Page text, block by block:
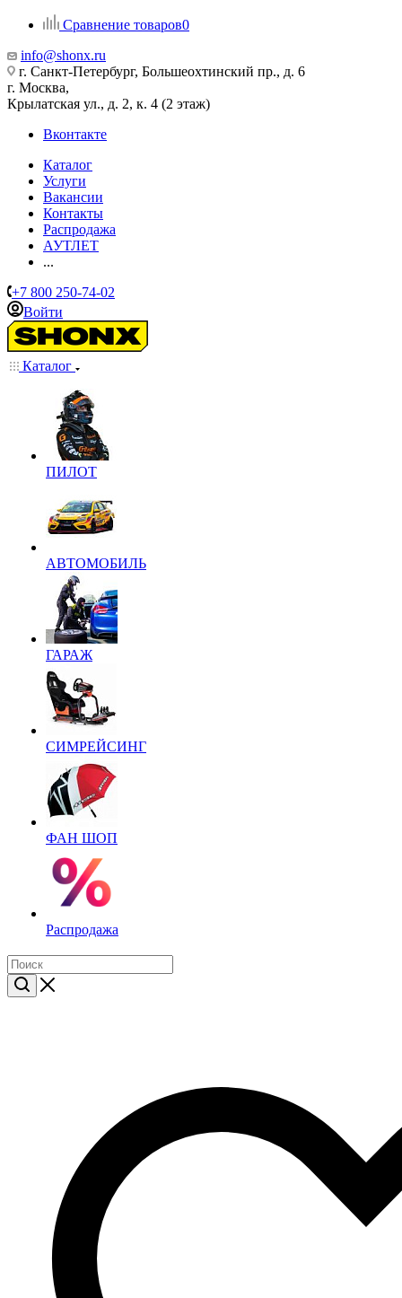
Сравнение товаров0
info@shonx.ru
г. Санкт-Петербург, Большеохтинский пр., д. 6
г. Москва,
Крылатская ул., д. 2, к. 4 (2 этаж)
Вконтакте
Каталог
Услуги
Вакансии
Контакты
Распродажа
АУТЛЕТ
...
+7 800 250-74-02
Войти
Каталог
ПИЛОТ
АВТОМОБИЛЬ
ГАРАЖ
СИМРЕЙСИНГ
ФАН ШОП
Распродажа